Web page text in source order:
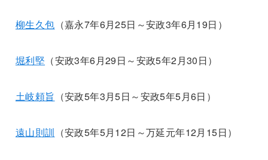
柳生久包 （嘉永7年6月25日～安政3年6月19日）
堀利堅 （安政3年6月29日～安政5年2月30日）
土岐頼旨 （安政5年3月5日～安政5年5月6日）
遠山則訓 （安政5年5月12日～万延元年12月15日）